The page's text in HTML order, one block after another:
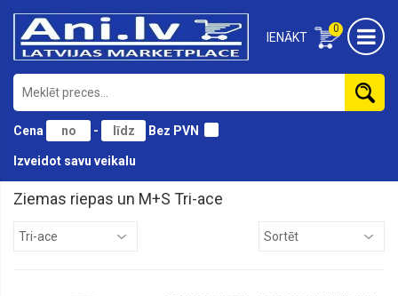
0
IENĀKT
Cena - Bez PVN
Izveidot savu veikalu
Ziemas riepas un M+S Tri-ace